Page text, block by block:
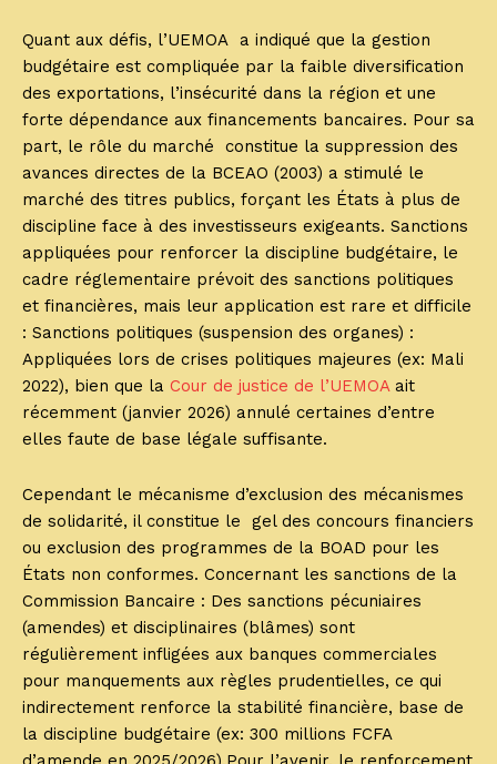
Quant aux défis, l’UEMOA a indiqué que la gestion
budgétaire est compliquée par la faible diversification
des exportations, l’insécurité dans la région et une
forte dépendance aux financements bancaires. Pour sa
part, le rôle du marché constitue la suppression des
avances directes de la BCEAO (2003) a stimulé le
marché des titres publics, forçant les États à plus de
discipline face à des investisseurs exigeants. Sanctions
appliquées pour renforcer la discipline budgétaire, le
cadre réglementaire prévoit des sanctions politiques
et financières, mais leur application est rare et difficile
: Sanctions politiques (suspension des organes) :
Appliquées lors de crises politiques majeures (ex: Mali
2022), bien que la Cour de justice de l’UEMOAait
récemment (janvier 2026) annulé certaines d’entre
elles faute de base légale suffisante.
Cependant le mécanisme d’exclusion des mécanismes
de solidarité, il constitue le gel des concours financiers
ou exclusion des programmes de la BOAD pour les
États non conformes. Concernant les sanctions de la
Commission Bancaire : Des sanctions pécuniaires
(amendes) et disciplinaires (blâmes) sont
régulièrement infligées aux banques commerciales
pour manquements aux règles prudentielles, ce qui
indirectement renforce la stabilité financière, base de
la discipline budgétaire (ex: 300 millions FCFA